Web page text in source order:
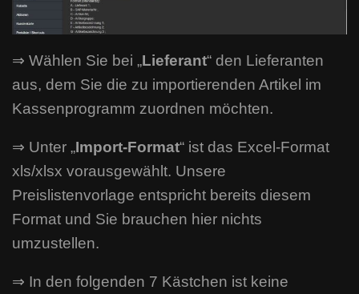
⇒ Wählen Sie bei „Lieferant“ den Lieferanten
aus, dem Sie die zu importierenden Artikel im
Kassenprogramm zuordnen möchten.
⇒ Unter „Import-Format“ ist das Excel-Format
xls/xlsx vorausgewählt. Unsere
Preislistenvorlage entspricht bereits diesem
Format und Sie brauchen hier nichts
umzustellen.
⇒ In den folgenden 7 Kästchen ist keine